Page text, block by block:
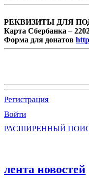
РЕКВИЗИТЫ ДЛЯ
Карта Сбербанка –
Форма для донатов
Регистрация
Войти
РАСШИРЕННЫЙ
лента новостей